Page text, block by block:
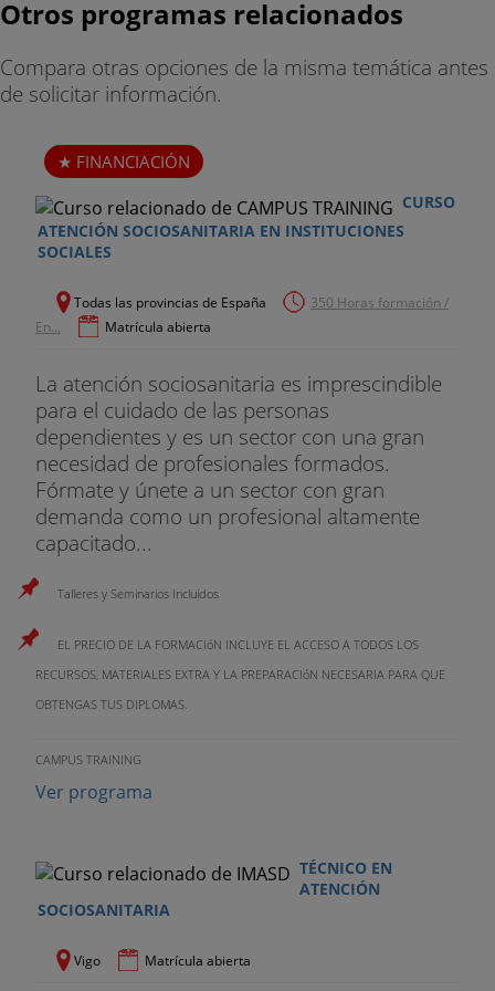
5.1. Principales materiales e instrumentos
5.2. Aplicación de operaciones de limpieza de
5.3. Proceso de desinfección. Métodos y
materiales
5.4. Proceso de esterilización. Métodos y
5.5. Prevención de infecciones
5.6. Eliminación de residuos sanitarios
5.7. Prevención de riesgos laborales en las tareas
de limpieza de material sanitario
Otros programas relacionados
Compara otras opciones de la misma temática antes
de solicitar información.
FINANCIACIÓN
CURSO
ATENCIÓN SOCIOSANITARIA EN INSTITUCIONES
SOCIALES
Todas las provincias de España
350 Horas formación /
En...
Matrícula abierta
La atención sociosanitaria es imprescindible
para el cuidado de las personas
dependientes y es un sector con una gran
necesidad de profesionales formados.
Fórmate y únete a un sector con gran
demanda como un profesional altamente
capacitado...
Talleres y Seminarios Incluidos
EL PRECIO DE LA FORMACIóN INCLUYE EL ACCESO A TODOS LOS
RECURSOS, MATERIALES EXTRA Y LA PREPARACIóN NECESARIA PARA QUE
OBTENGAS TUS DIPLOMAS.
CAMPUS TRAINING
Ver programa
TÉCNICO EN
ATENCIÓN
SOCIOSANITARIA
Vigo Matrícula abierta